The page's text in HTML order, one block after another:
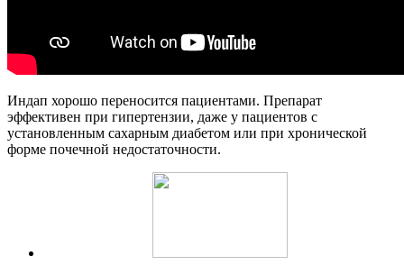
Индап хорошо переносится пациентами. Препарат
эффективен при гипертензии, даже у пациентов с
установленным сахарным диабетом или при хронической
форме почечной недостаточности.